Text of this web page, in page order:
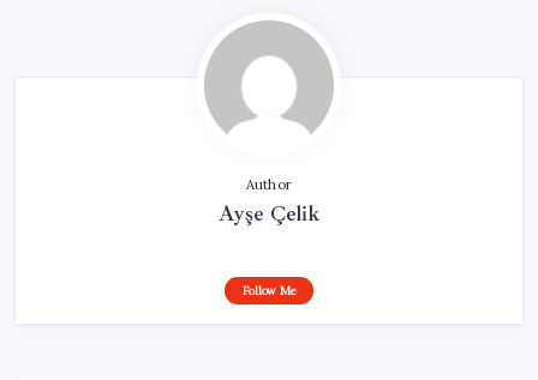
Author
Ayşe Çelik
Follow Me